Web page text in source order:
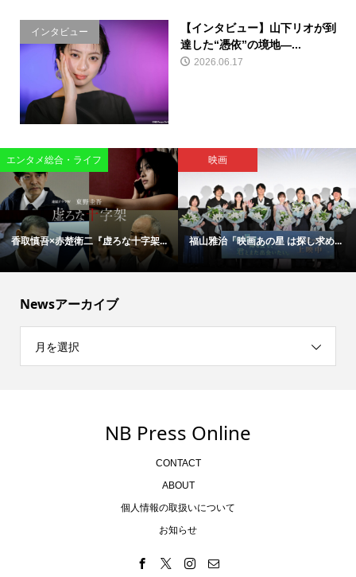
インタビュー
【インタビュー】山下リオが到
達した“憑依”の境地―...
2026.06.17
エンタメ総合・ライフ
香取慎吾×赤楚衛二『虚ろな十字架...
映画
福山雅治「映画あの星 は探し求め...
Newsアーカイブ
月を選択
NB Press Online
CONTACT
ABOUT
個人情報の取扱いについて
お知らせ